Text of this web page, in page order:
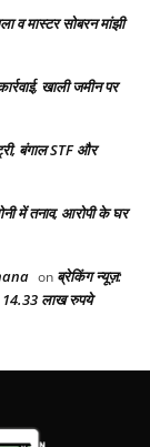
व मास्टर सोबरन मांझी
खाली जमीन पर
बंगाल STF और
में तनाव, आरोपी के घर
on ब्रेकिंग न्यूज़:
14.33 लाख रुपये